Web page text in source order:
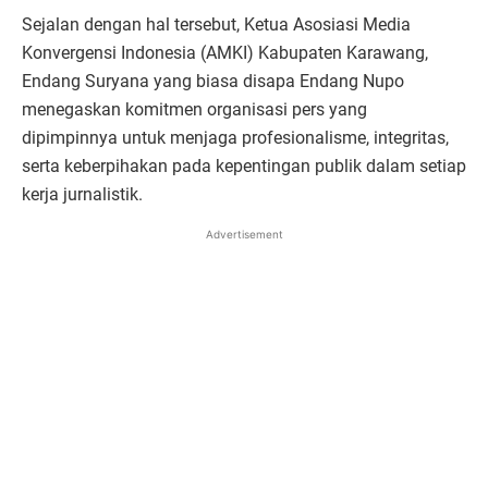
Sejalan dengan hal tersebut, Ketua Asosiasi Media
Konvergensi Indonesia (AMKI) Kabupaten Karawang,
Endang Suryana yang biasa disapa Endang Nupo
menegaskan komitmen organisasi pers yang
dipimpinnya untuk menjaga profesionalisme, integritas,
serta keberpihakan pada kepentingan publik dalam setiap
kerja jurnalistik.
Advertisement